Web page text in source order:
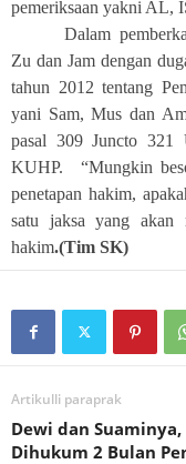
pemeriksaan yakni AL,
Dalam
Zu dan Jam dengan
tahun 2012 tentang
yani Sam, Mus dan
pasal 309 Juncto
KUHP.
“Mungkin
penetapan hakim,
satu jaksa yang akan
hakim.(Tim SK)
Artikulli paraprak
Dewi dan Suaminya,
Dihukum 2 Bulan